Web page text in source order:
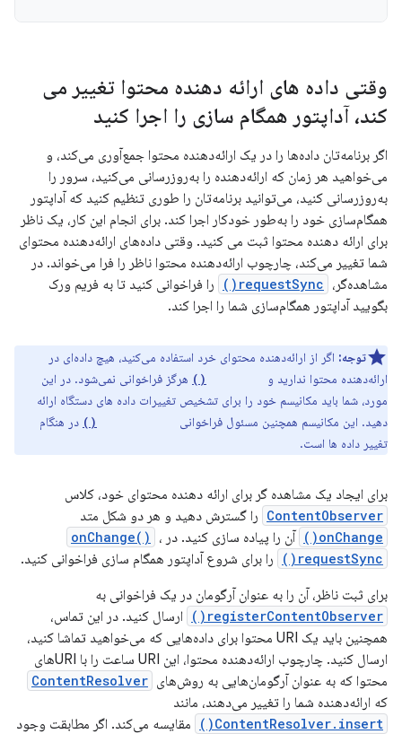
وقتی داده های ارائه دهنده محتوا تغییر می
کند، آداپتور همگام سازی را اجرا کنید
اگر برنامه‌تان داده‌ها را در یک ارائه‌دهنده محتوا جمع‌آوری می‌کند، و
می‌خواهید هر زمان که ارائه‌دهنده را به‌روزرسانی می‌کنید، سرور را
به‌روزرسانی کنید، می‌توانید برنامه‌تان را طوری تنظیم کنید که آداپتور
همگام‌سازی خود را به‌طور خودکار اجرا کند. برای انجام این کار، یک ناظر
برای ارائه دهنده محتوا ثبت می کنید. وقتی داده‌های ارائه‌دهنده محتوای
شما تغییر می‌کند، چارچوب ارائه‌دهنده محتوا ناظر را فرا می‌خواند. در
مشاهده‌گر، requestSync()
را فراخوانی کنید تا به فریم ورک
بگویید آداپتور همگام‌سازی شما را اجرا کند.
توجه: اگر از ارائه‌دهنده محتوای خرد استفاده می‌کنید، هیچ داده‌ای در
ارائه‌دهنده محتوا ندارید و
هرگز فراخوانی نمی‌شود. در این
مورد، شما باید مکانیسم خود را برای تشخیص تغییرات داده های دستگاه ارائه
دهید. این مکانیسم همچنین مسئول فراخوانی
در هنگام
تغییر داده ها است.
برای ایجاد یک مشاهده گر برای ارائه دهنده محتوای خود، کلاس
ContentObserver را گسترش دهید و هر دو شکل متد
onChange() آن را پیاده سازی کنید. در onChange() ،
requestSync()
را برای شروع آداپتور همگام سازی فراخوانی کنید.
برای ثبت ناظر، آن را به عنوان آرگومان در یک فراخوانی به
registerContentObserver()
ارسال کنید. در این تماس،
همچنین باید یک URI محتوا برای داده‌هایی که می‌خواهید تماشا کنید،
ارسال کنید. چارچوب ارائه‌دهنده محتوا، این URI ساعت را با URI‌های
محتوا که به عنوان آرگومان‌هایی به روش‌های ContentResolver
که ارائه‌دهنده شما را تغییر می‌دهند، مانند
ContentResolver.insert()
مقایسه می‌کند. اگر مطابقت وجود